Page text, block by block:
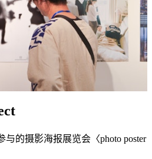
的摄影海报展览会〈photo poster